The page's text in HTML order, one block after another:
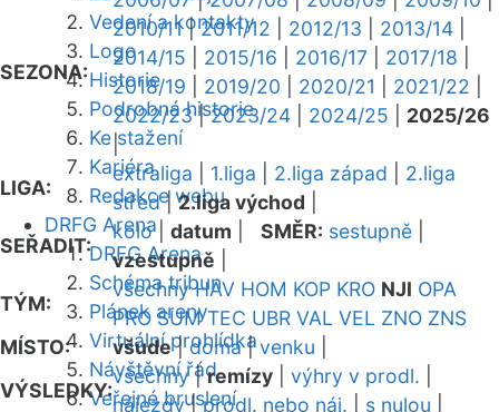
Vedení a kontakty
Logo
Historie
Podrobná historie
Ke stažení
Kariéra
Redakce webu
DRFG Arena
DRFG Arena
Schéma tribun
Plánek areny
Virtuální prohlídka
Návštěvní řád
Veřejné bruslení
SEZONA:
2010/11|2011/12 2012/13 2013/14
2014/15
2015/16 2016/17 2017/18
2018/19
2019/20 2020/21 2021/22
2022/23|2023/24 2024/25
2025/26
|
LIGA:
extraliga 1.liga 2.liga západ
2.liga
střed|2.liga východ
SEŘADIT:
kolo| datum SMĚR: sestupně
vzestupně
TÝM:
všechny HAV HOM KOP KRO NJI OPA
PRO SUM TEC UBR VAL VEL ZNO ZNS
MÍSTO:
všude|doma|venku
VÝSLEDKY:
všechny|remízy výhry v prodl.
nájezdy|prodl. nebo náj. s nulou